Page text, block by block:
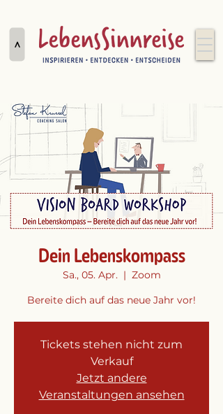
>
Dein Lebenskompass
Sa., 05. Apr.
  |
Zoom
Bereite dich auf das neue Jahr vor!
Tickets stehen nicht zum
Verkauf
Jetzt andere
Veranstaltungen ansehen